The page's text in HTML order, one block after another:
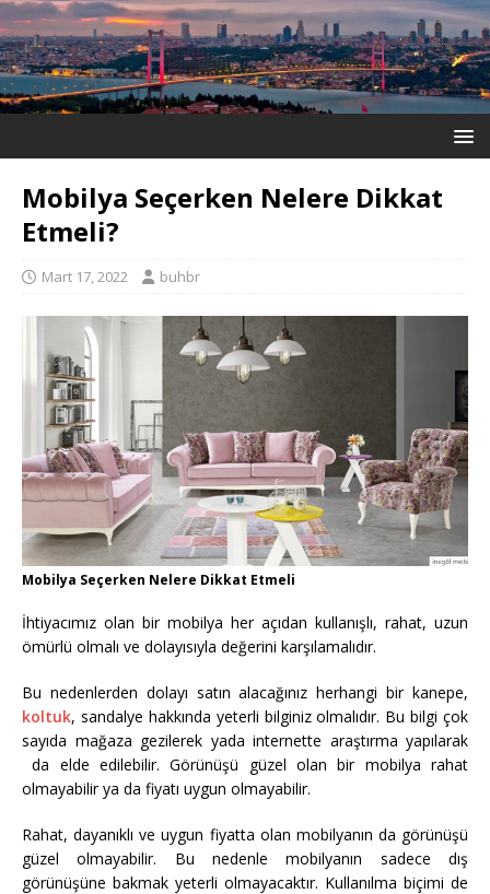
Mobilya Seçerken Nelere Dikkat
Etmeli?
Mart 17, 2022 buhbr
Mobilya Seçerken Nelere Dikkat Etmeli
İhtiyacımız olan bir mobilya her açıdan kullanışlı, rahat, uzun
ömürlü olmalı ve dolayısıyla değerini karşılamalıdır.
Bu nedenlerden dolayı satın alacağınız herhangi bir kanepe,
koltuk, sandalye hakkında yeterli bilginiz olmalıdır. Bu bilgi çok
sayıda mağaza gezilerek yada internette araştırma yapılarak
da elde edilebilir. Görünüşü güzel olan bir mobilya rahat
olmayabilir ya da fiyatı uygun olmayabilir.
Rahat, dayanıklı ve uygun fiyatta olan mobilyanın da görünüşü
güzel olmayabilir. Bu nedenle mobilyanın sadece dış
görünüşüne bakmak yeterli olmayacaktır. Kullanılma biçimi de